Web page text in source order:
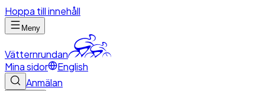
Hoppa till innehåll
Meny
Vätternrundan
Mina sidor
English
Anmälan